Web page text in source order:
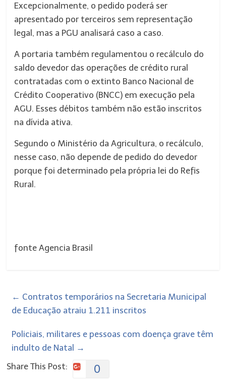
Excepcionalmente, o pedido poderá ser
apresentado por terceiros sem representação
legal, mas a PGU analisará caso a caso.
A portaria também regulamentou o recálculo do
saldo devedor das operações de crédito rural
contratadas com o extinto Banco Nacional de
Crédito Cooperativo (BNCC) em execução pela
AGU. Esses débitos também não estão inscritos
na dívida ativa.
Segundo o Ministério da Agricultura, o recálculo,
nesse caso, não depende de pedido do devedor
porque foi determinado pela própria lei do Refis
Rural.
fonte Agencia Brasil
← Contratos temporários na Secretaria Municipal
de Educação atraiu 1.211 inscritos
Policiais, militares e pessoas com doença grave têm
indulto de Natal →
Share This Post:
0